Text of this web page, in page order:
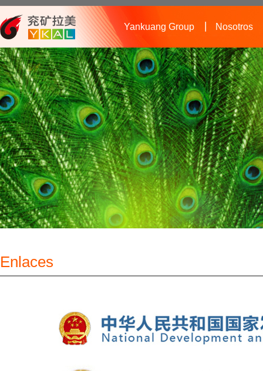
Yankuang Group Nosotros
Enlaces